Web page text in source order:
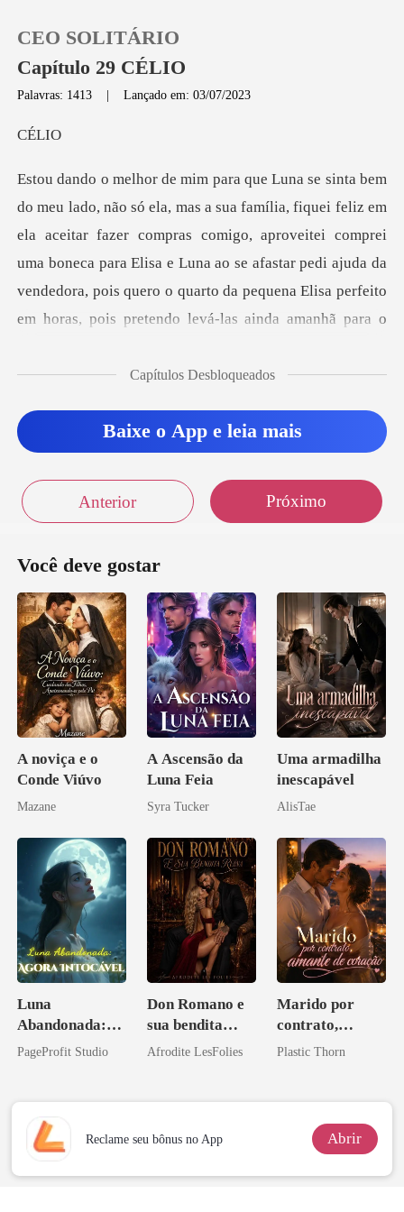
Loja
Histórico
Sair
CEO SOLITÁRIO
Capítulo 29 CÉLIO
Palavras: 1413 |Lançado em: 03/07/2023
LI
ela aceitar fazer compras comigo, aproveitei comprei
uma boneca para Elisa e Luna ao se afastar pedi ajuda da
ven
Capítulos Desbloqueados
Baixe o App e leia mais
Anterior Próximo
Você deve gostar
A noviça e o
Conde Viúvo
Mazane
A Ascensão da
Luna Feia
Syra Tucker
Uma armadilha
inescapável
AlisTae
Luna
Abandonada:
Agora Intocável
PageProfit Studio
Don Romano e
sua bendita
ruína
Afrodite LesFolies
Marido por
contrato,
amante de
Plastic Thorn
Reclame seu bônus no App Abrir